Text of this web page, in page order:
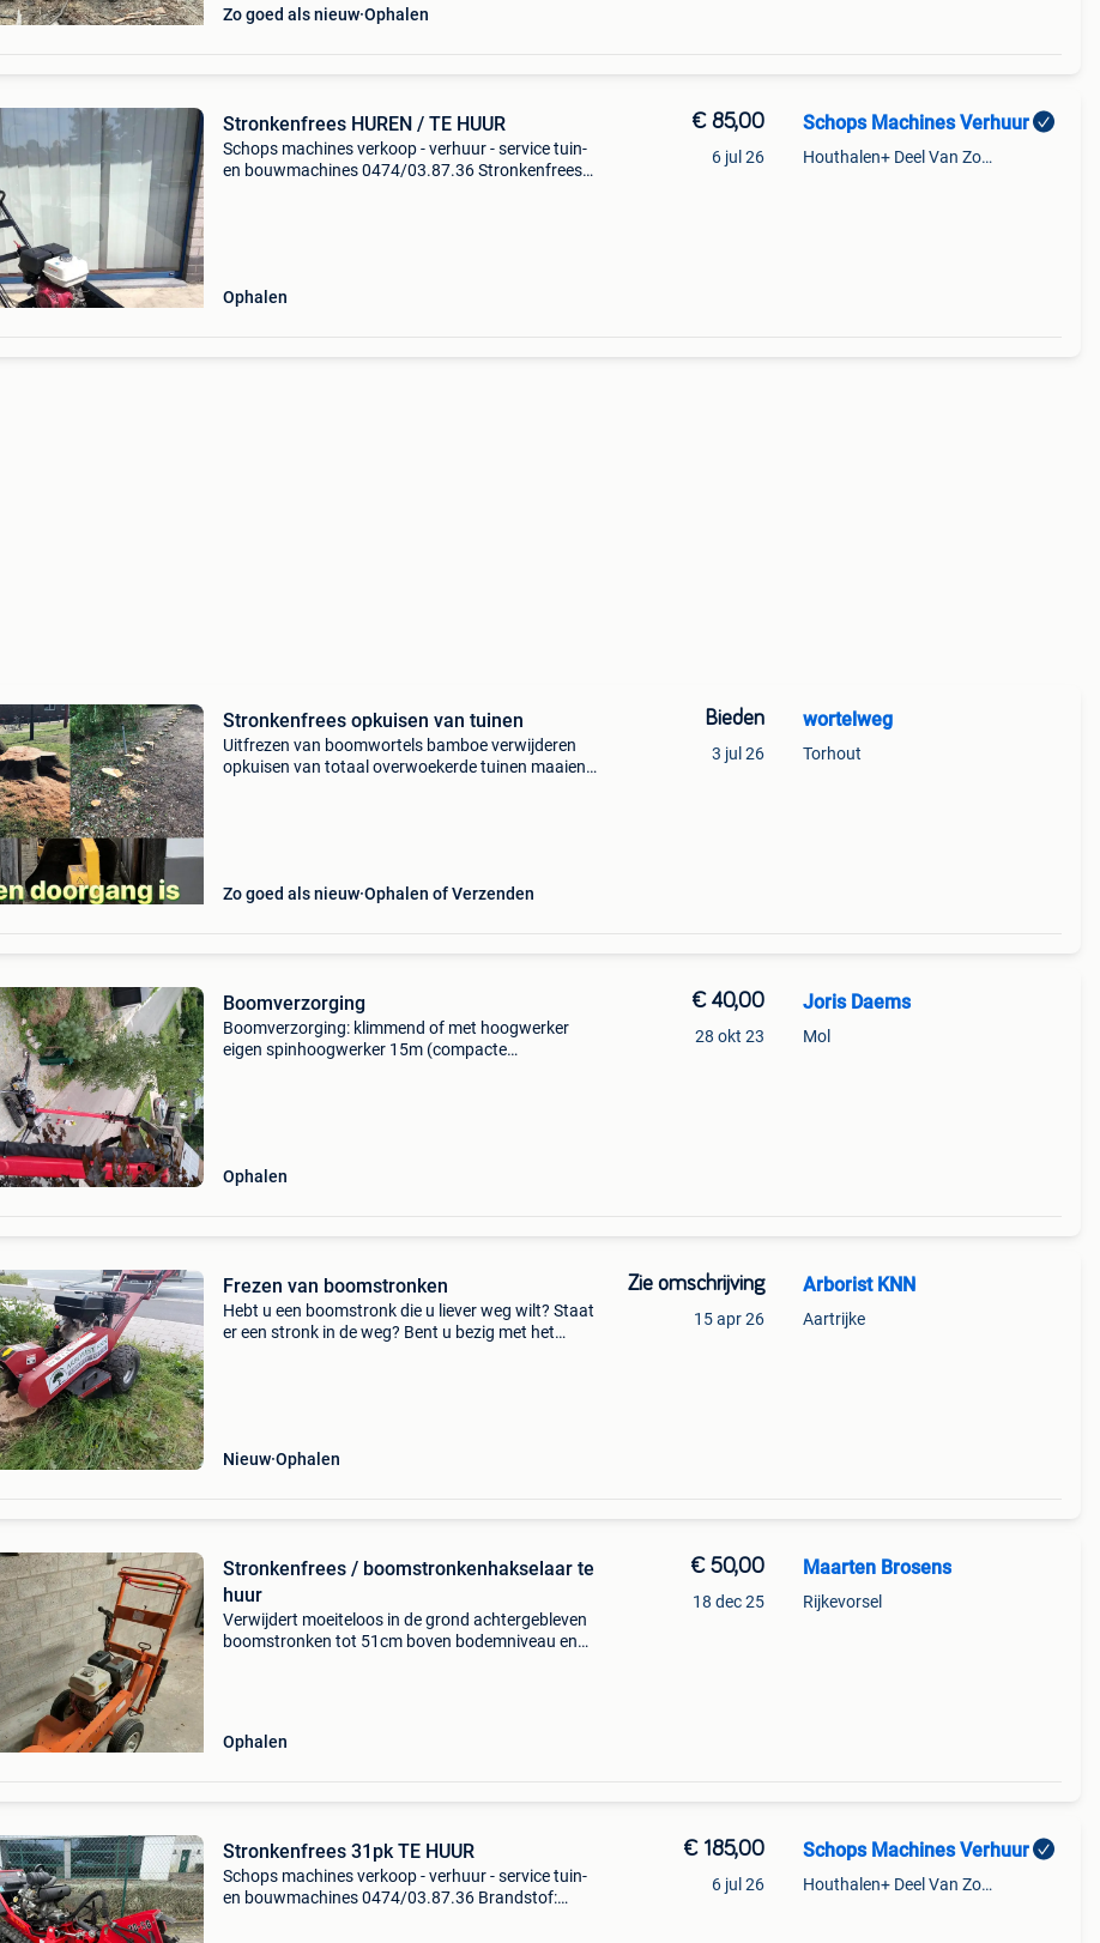
Zo goed als nieuw Ophalen
Stronkenfrees HUREN / TE HUUR
Schops machines verkoop - verhuur - service tuin-
en bouwmachines 0474/03.87.36 Stronkenfrees
Ophalen
€ 85,00
6 jul 26
Schops Machines Verhuur
Houthalen+ Deel Van Zonhoven En Zolder
Stronkenfrees opkuisen van tuinen
Uitfrezen van boomwortels bamboe verwijderen
opkuisen van totaal overwoekerde tuinen maaien
Zo goed als nieuw Ophalen of Verzenden
Bieden
3 jul 26
wortelweg
Torhout
Boomverzorging
Boomverzorging: klimmend of met hoogwerker
eigen spinhoogwerker 15m (compacte
Ophalen
€ 40,00
28 okt 23
Joris Daems
Mol
Frezen van boomstronken
Hebt u een boomstronk die u liever weg wilt? Staat
er een stronk in de weg? Bent u bezig met het
Nieuw Ophalen
Zie omschrijving
15 apr 26
Arborist KNN
Aartrijke
Stronkenfrees / boomstronkenhakselaar te
huur
Verwijdert moeiteloos in de grond achtergebleven
boomstronken tot 51cm boven bodemniveau en
Ophalen
€ 50,00
18 dec 25
Maarten Brosens
Rijkevorsel
Stronkenfrees 31pk TE HUUR
Schops machines verkoop - verhuur - service tuin-
en bouwmachines 0474/03.87.36 Brandstof:
€ 185,00
6 jul 26
Schops Machines Verhuur
Houthalen+ Deel Van Zonhoven En Zolder